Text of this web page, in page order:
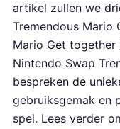
artikel zullen we
Tremendous Mario
Mario Get together
Nintendo Swap
bespreken de
gebruiksgemak en
spel. Lees verder